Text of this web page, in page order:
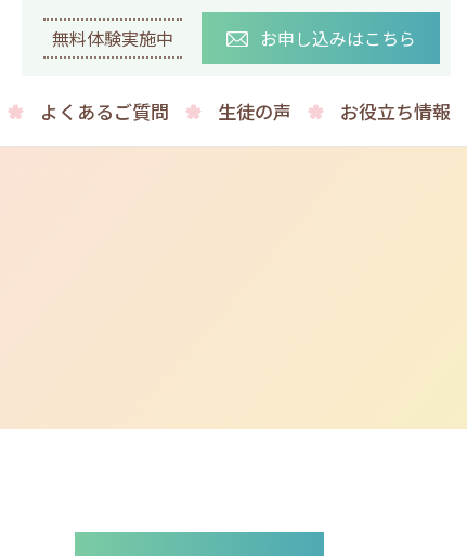
よくあるご質問 生徒の声 お役立ち情報
無料体験実施中 お申し込みはこちら